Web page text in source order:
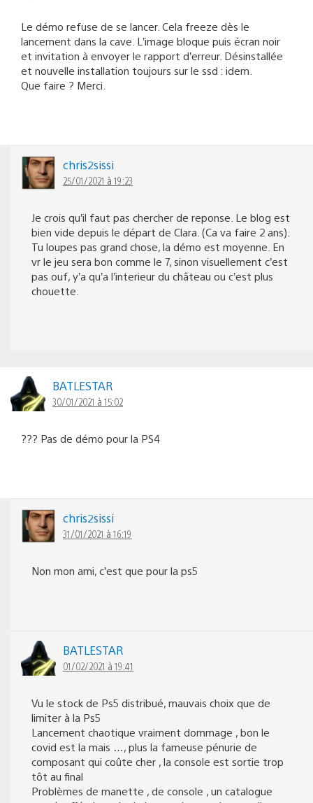
Le démo refuse de se lancer. Cela freeze dès le
lancement dans la cave. L’image bloque puis écran noir
et invitation à envoyer le rapport d’erreur. Désinstallée
et nouvelle installation toujours sur le ssd : idem.
Que faire ? Merci.
chris2sissi
25/01/2021 à 19:23
Je crois qu’il faut pas chercher de reponse. Le blog est
bien vide depuis le départ de Clara. (Ca va faire 2 ans).
Tu loupes pas grand chose, la démo est moyenne. En
vr le jeu sera bon comme le 7, sinon visuellement c’est
pas ouf, y’a qu’a l’interieur du château ou c’est plus
chouette.
BATLESTAR
30/01/2021 à 15:02
??? Pas de démo pour la PS4
chris2sissi
31/01/2021 à 16:19
Non mon ami, c’est que pour la ps5
BATLESTAR
01/02/2021 à 19:41
Vu le stock de Ps5 distribué, mauvais choix que de
limiter à la Ps5
Lancement chaotique vraiment dommage , bon le
covid est la mais …, plus la fameuse pénurie de
composant qui coûte cher , la console est sortie trop
tôt au final
Problèmes de manette , de console , un catalogue